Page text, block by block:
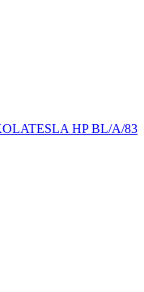
HP BL/A/83